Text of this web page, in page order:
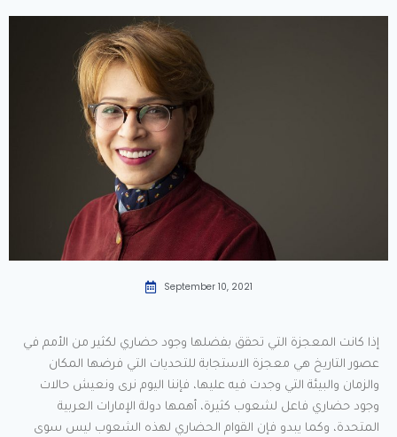
September 10, 2021
إذا كانت المعجزة التي تحقق بفضلها وجود حضاري لكثير من الأمم في
عصور التاريخ هي معجزة الاستجابة للتحديات التي فرضها المكان
والزمان والبيئة التي وجدت فيه عليها، فإننا اليوم نرى ونعيش حالات
وجود حضاري فاعل لشعوب كثيرة، أهمها دولة الإمارات العربية
المتحدة، وكما يبدو فإن القوام الحضاري لهذه الشعوب ليس سوى